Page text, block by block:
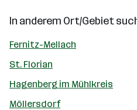
In anderem Ort/Gebiet
Fernitz-Mellach
St. Florian
Hagenberg im Mühlkreis
Möllersdorf